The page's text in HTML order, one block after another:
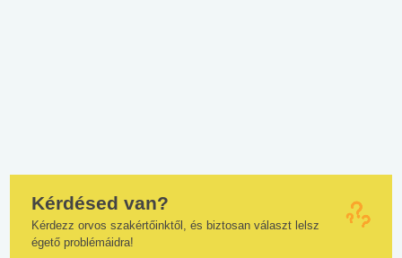
Kérdésed van?
Kérdezz orvos szakértőinktől, és biztosan választ lelsz
égető problémáidra!